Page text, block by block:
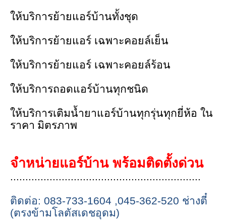
ให้บริการย้ายแอร์บ้านทั้งชุด
ให้บริการย้ายแอร์ เฉพาะคอยล์เย็น
ให้บริการย้ายแอร์ เฉพาะคอยล์ร้อน
ให้บริการถอดแอร์บ้านทุกชนิด
ให้บริการเติมน้ำยาแอร์บ้านทุกรุ่นทุกยี่ห้อ ใน
ราคา มิตรภาพ
จำหน่ายแอร์บ้าน พร้อมติดตั้งด่วน
...............................................................
ติดต่อ: 083-733-1604 ,045-362-520 ช่างตี๋
(ตรงข้ามโลตัสเดชอุดม)